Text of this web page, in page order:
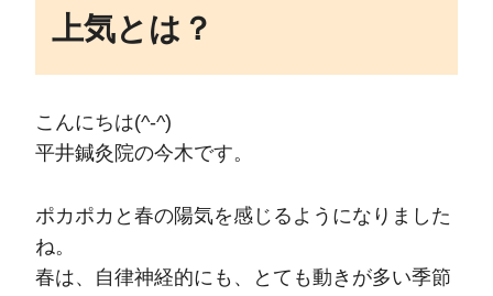
上気とは？
こんにちは(^-^)
平井鍼灸院の今木です。
ポカポカと春の陽気を感じるようになりました
ね。
春は、自律神経的にも、とても動きが多い季節